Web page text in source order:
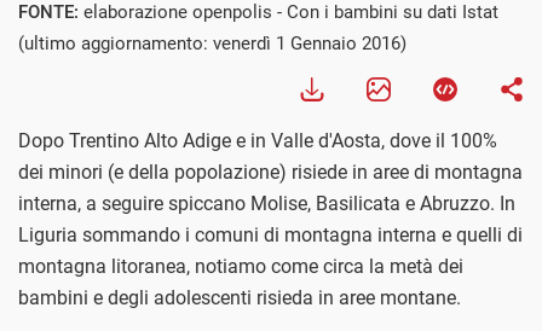
FONTE: elaborazione openpolis - Con i bambini su dati Istat
(ultimo aggiornamento: venerdì 1 Gennaio 2016)
Dopo Trentino Alto Adige e in Valle d'Aosta, dove il 100%
dei minori (e della popolazione) risiede in aree di montagna
interna, a seguire spiccano Molise, Basilicata e Abruzzo. In
Liguria sommando i comuni di montagna interna e quelli di
montagna litoranea, notiamo come circa la metà dei
bambini e degli adolescenti risieda in aree montane.